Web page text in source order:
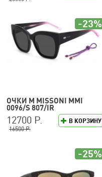
ОЧКИ M MISSONI MMI
0096/S 807/IR
В КОРЗИНУ
12700 Р.
16500 Р.
-23%
-25%